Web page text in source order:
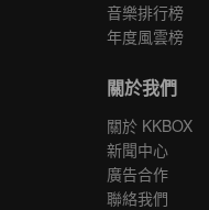
音樂排行榜
年度風雲榜
關於我們
關於 KKBOX
新聞中心
廣告合作
聯絡我們